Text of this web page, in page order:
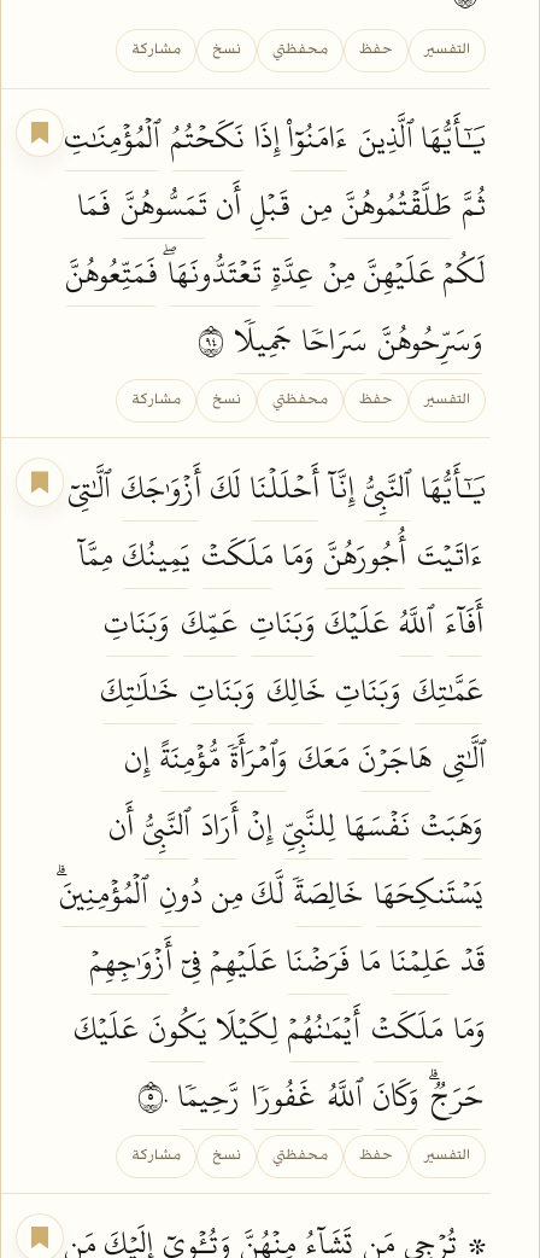
التفسير حفظ محفظتي نسخ مشاركة
يَٰٓأَيُّهَا ٱلَّذِينَ ءَامَنُوٓاْإِذَانَكَحۡتُمُٱلۡمُؤۡمِنَٰتِ
ثُمَّ طَلَّقۡتُمُوهُنَّمِن قَبۡلِأَنتَمَسُّوهُنَّ فَمَا
لَكُمۡ عَلَيۡهِنَّ مِنۡعِدَّةٖ تَعۡتَدُّونَهَاۖفَمَتِّعُوهُنَّ
وَسَرِّحُوهُنَّ سَرَاحٗا جَمِيلٗا
التفسير حفظ محفظتي نسخ مشاركة
يَٰٓأَيُّهَاٱلنَّبِيُّإِنَّآأَحۡلَلۡنَالَكَأَزۡوَٰجَكَٱلَّٰتِيٓ
ءَاتَيۡتَ أُجُورَهُنَّ وَمَامَلَكَتۡ يَمِينُكَمِمَّآ
أَفَآءَٱللَّهُعَلَيۡكَ وَبَنَاتِ عَمِّكَ وَبَنَاتِ
عَمَّٰتِكَ وَبَنَاتِخَالِكَ وَبَنَاتِ خَٰلَٰتِكَ
ٱلَّٰتِي هَاجَرۡنَمَعَكَ وَٱمۡرَأَةٗمُّؤۡمِنَةًإِن
وَهَبَتۡ نَفۡسَهَالِلنَّبِيِّإِنۡأَرَادَٱلنَّبِيُّأَن
يَسۡتَنكِحَهَا خَالِصَةٗلَّكَ مِندُونِ ٱلۡمُؤۡمِنِينَۗ
قَدۡعَلِمۡنَامَا فَرَضۡنَاعَلَيۡهِمۡ فِيٓأَزۡوَٰجِهِمۡ
وَمَا مَلَكَتۡ أَيۡمَٰنُهُمۡلِكَيۡلَايَكُونَعَلَيۡكَ
حَرَجٞۗ وَكَانَٱللَّهُ غَفُورٗا رَّحِيمٗا
التفسير حفظ محفظتي نسخ مشاركة
۞ تُرۡجِيمَن تَشَآءُمِنۡهُنَّ وَتُـٔۡوِيٓإِلَيۡكَ مَن